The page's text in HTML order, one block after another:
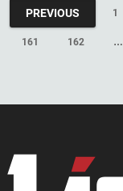
PREVIOUS 1
161 162 …